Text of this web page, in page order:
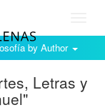
by Author
Letras y